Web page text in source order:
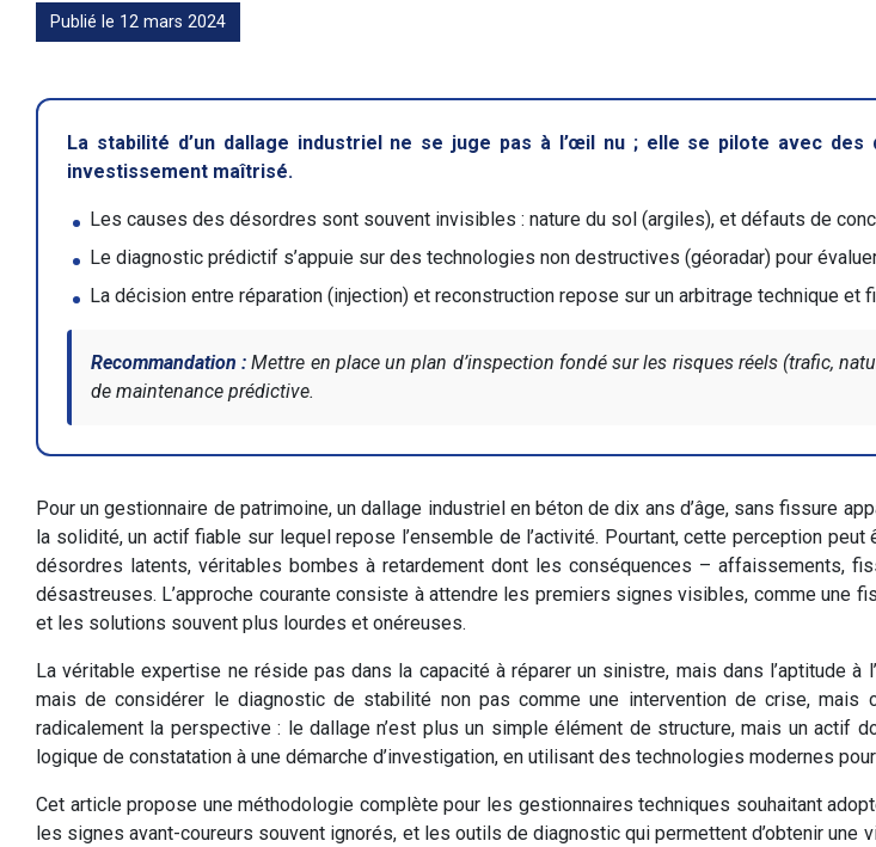
Publié le 12 mars 2024
La stabilité d’un dallage industriel ne se juge pas à l’œil nu ; elle se pilote avec
investissement maîtrisé.
Les causes des désordres sont souvent invisibles : nature du sol (argiles), et défauts de
Le diagnostic prédictif s’appuie sur des technologies non destructives (géoradar) pour
La décision entre réparation (injection) et reconstruction repose sur un arbitrage technique et
Recommandation : Mettre en place un plan d’inspection fondé sur les risques réels (trafic,
de maintenance prédictive.
Pour un gestionnaire de patrimoine, un dallage industriel en béton de dix ans d’âge, sans fissure
la solidité, un actif fiable sur lequel repose l’ensemble de l’activité. Pourtant, cette perception
désordres latents, véritables bombes à retardement dont les conséquences – affaissements,
désastreuses. L’approche courante consiste à attendre les premiers signes visibles, comme une
et les solutions souvent plus lourdes et onéreuses.
La véritable expertise ne réside pas dans la capacité à réparer un sinistre, mais dans l’aptitude
mais de considérer le diagnostic de stabilité non pas comme une intervention de crise, mais
radicalement la perspective : le dallage n’est plus un simple élément de structure, mais un actif
logique de constatation à une démarche d’investigation, en utilisant des technologies modernes
Cet article propose une méthodologie complète pour les gestionnaires techniques souhaitant
les signes avant-coureurs souvent ignorés, et les outils de diagnostic qui permettent d’obtenir